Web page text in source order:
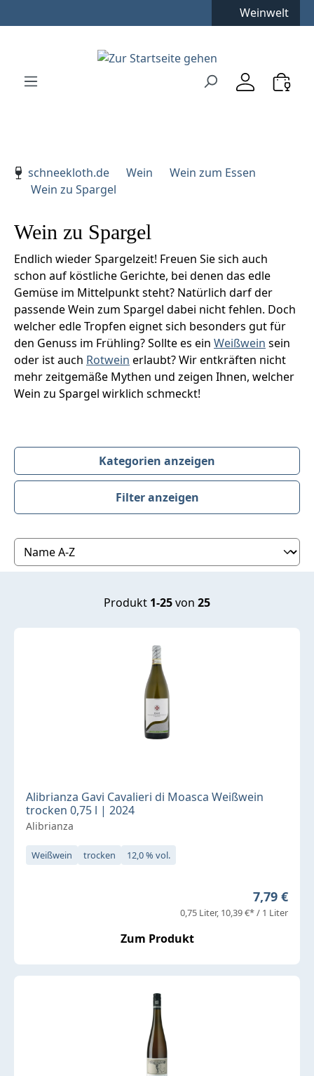
Zur Hauptnavigation springen
Weinwelt
schneekloth.de
Wein
Wein zum Essen
Wein zu Spargel
Wein zu Spargel
Endlich wieder Spargelzeit! Freuen Sie sich auch
schon auf köstliche Gerichte, bei denen das edle
Gemüse im Mittelpunkt steht? Natürlich darf der
passende Wein zum Spargel dabei nicht fehlen. Doch
welcher edle Tropfen eignet sich besonders gut für
den Genuss im Frühling? Sollte es ein Weißwein sein
oder ist auch Rotwein erlaubt? Wir entkräften nicht
mehr zeitgemäße Mythen und zeigen Ihnen, welcher
Wein zu Spargel wirklich schmeckt!
Kategorien anzeigen
Filter anzeigen
Produktübersicht
Produkt 1-25von 25
Alibrianza Gavi Cavalieri di Moasca Weißwein
trocken 0,75 l | 2024
Alibrianza
Weißwein trocken 12,0 % vol.
Regulärer
7,79 €
0,75 Liter 10,39 €* / 1 Liter
Zum Produkt